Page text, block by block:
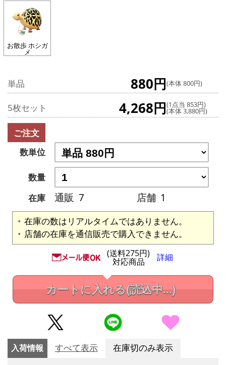
お散歩 ホシガ
メ
単品 880円(本体 800円)
5枚セット 4,268円(1点当 853円)
(本体 3,880円)
ご注文
数単位
数量
在庫
通販 7 店舗 1
在庫の数はリアルタイムではありません。
店舗の在庫を通信販売で購入できません。
(送料275円)
対応商品 詳細
カートに入れる(読込中...)
入荷情報 すべて表示 在庫切のみ表示